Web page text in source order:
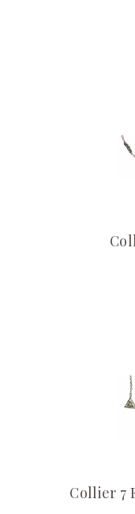
Collier 7